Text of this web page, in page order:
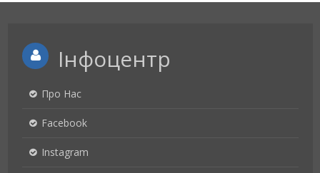
Інфоцентр
Про Нас
Facebook
Instagram